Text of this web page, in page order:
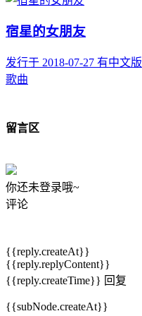
宿星的女朋友
发行于 2018-07-27 有中文版
歌曲
留言区
你还未登录哦~
评论
{{reply.createAt}}
{{reply.replyContent}}
{{reply.createTime}} 回复
{{subNode.createAt}}